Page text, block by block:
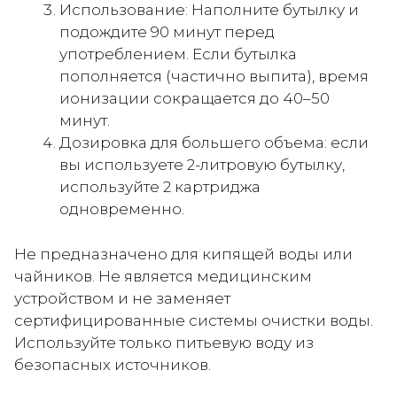
Использование: Наполните бутылку и
подождите 90 минут перед
употреблением. Если бутылка
пополняется (частично выпита), время
ионизации сокращается до 40–50
минут.
Дозировка для большего объема: если
вы используете 2-литровую бутылку,
используйте 2 картриджа
одновременно.
Не предназначено для кипящей воды или
чайников. Не является медицинским
устройством и не заменяет
сертифицированные системы очистки воды.
Используйте только питьевую воду из
безопасных источников.